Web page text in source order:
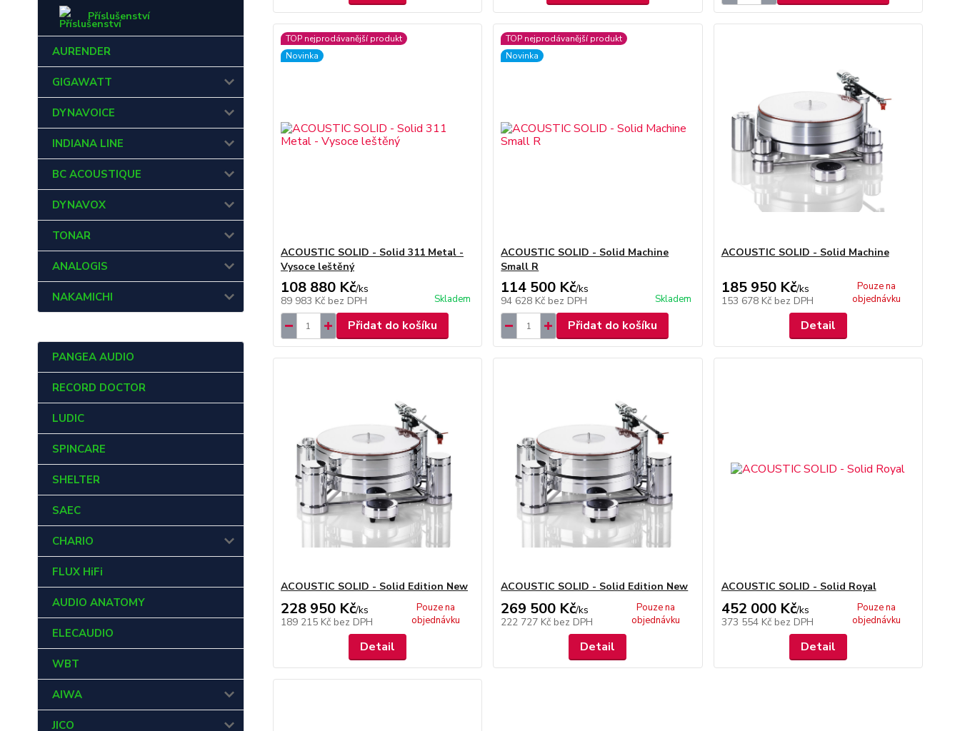
Příslušenství
AURENDER
GIGAWATT
DYNAVOICE
INDIANA LINE
BC ACOUSTIQUE
DYNAVOX
TONAR
ANALOGIS
NAKAMICHI
PANGEA AUDIO
RECORD DOCTOR
LUDIC
SPINCARE
SHELTER
SAEC
CHARIO
FLUX HiFi
AUDIO ANATOMY
ELECAUDIO
WBT
AIWA
JICO
TOP nejprodávanější produkt
Novinka
ACOUSTIC SOLID - Solid 311 Metal -
Vysoce leštěný
108 880 Kč/ks
89 983 Kč bez DPH Skladem
Přidat do košíku
TOP nejprodávanější produkt
Novinka
ACOUSTIC SOLID - Solid Machine
Small R
114 500 Kč/ks
94 628 Kč bez DPH Skladem
Přidat do košíku
ACOUSTIC SOLID - Solid Machine
185 950 Kč/ks
153 678 Kč bez DPH
Pouze na
objednávku
Detail
ACOUSTIC SOLID - Solid Edition New
228 950 Kč/ks
189 215 Kč bez DPH
Pouze na
objednávku
Detail
ACOUSTIC SOLID - Solid Edition New
269 500 Kč/ks
222 727 Kč bez DPH
Pouze na
objednávku
Detail
ACOUSTIC SOLID - Solid Royal
452 000 Kč/ks
373 554 Kč bez DPH
Pouze na
objednávku
Detail